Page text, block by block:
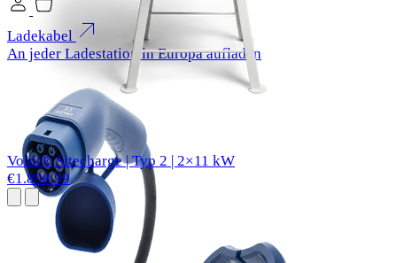
Ladekabel
An jeder Ladestation in Europa aufladen
Voldt® Sitecharge | Typ 2 | 2×11 kW
€1.898,99